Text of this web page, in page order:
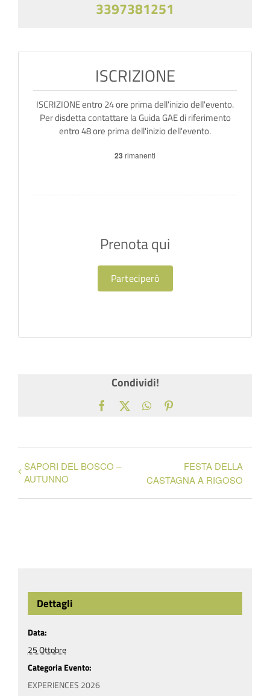
3397381251
ISCRIZIONE
ISCRIZIONE entro 24 ore prima dell'inizio dell'evento.
Per disdetta contattare la Guida GAE di riferimento
entro 48 ore prima dell'inizio dell'evento.
23 rimanenti
Prenota qui
Parteciperò
Condividi!
Facebook
X WhatsApp
SAPORI DEL BOSCO –
AUTUNNO
FESTA DELLA
CASTAGNA A RIGOSO
Dettagli
Data:
25 Ottobre
Categoria Evento:
EXPERIENCES 2026